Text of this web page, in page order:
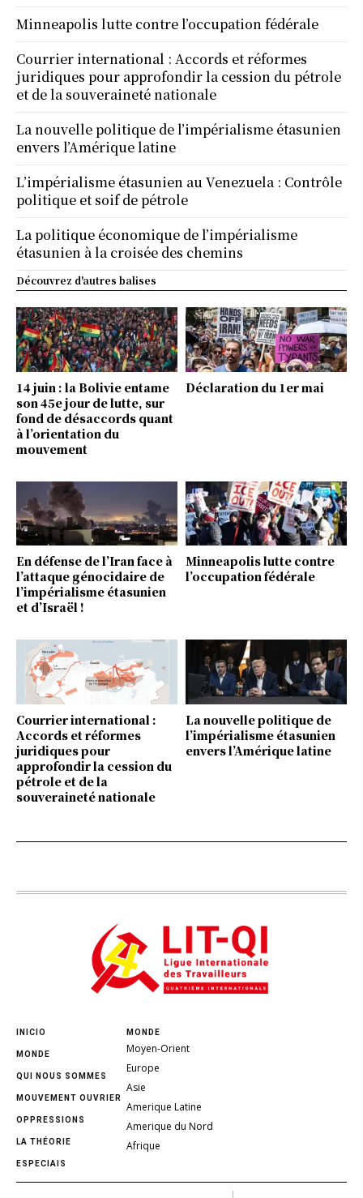
Découvrez d'autres balises
14 juin : la Bolivie entame
son 45e jour de lutte, sur
fond de désaccords quant
à l’orientation du
mouvement
Déclaration du 1er mai
En défense de l’Iran face à
l’attaque génocidaire de
l’impérialisme étasunien
et d’Israël !
Minneapolis lutte contre
l’occupation fédérale
Courrier international :
Accords et réformes
juridiques pour
approfondir la cession du
pétrole et de la
souveraineté nationale
La nouvelle politique de
l’impérialisme étasunien
envers l’Amérique latine
Minneapolis lutte contre l’occupation fédérale
Courrier international : Accords et réformes
juridiques pour approfondir la cession du pétrole
et de la souveraineté nationale
La nouvelle politique de l’impérialisme étasunien
envers l’Amérique latine
L’impérialisme étasunien au Venezuela : Contrôle
politique et soif de pétrole
La politique économique de l’impérialisme
étasunien à la croisée des chemins
INICIO
MONDE
QUI NOUS SOMMES
MOUVEMENT OUVRIER
OPPRESSIONS
LA THÉORIE
ESPECIAIS
MONDE
Moyen-Orient
Europe
Asie
Amerique Latine
Amerique du Nord
Afrique